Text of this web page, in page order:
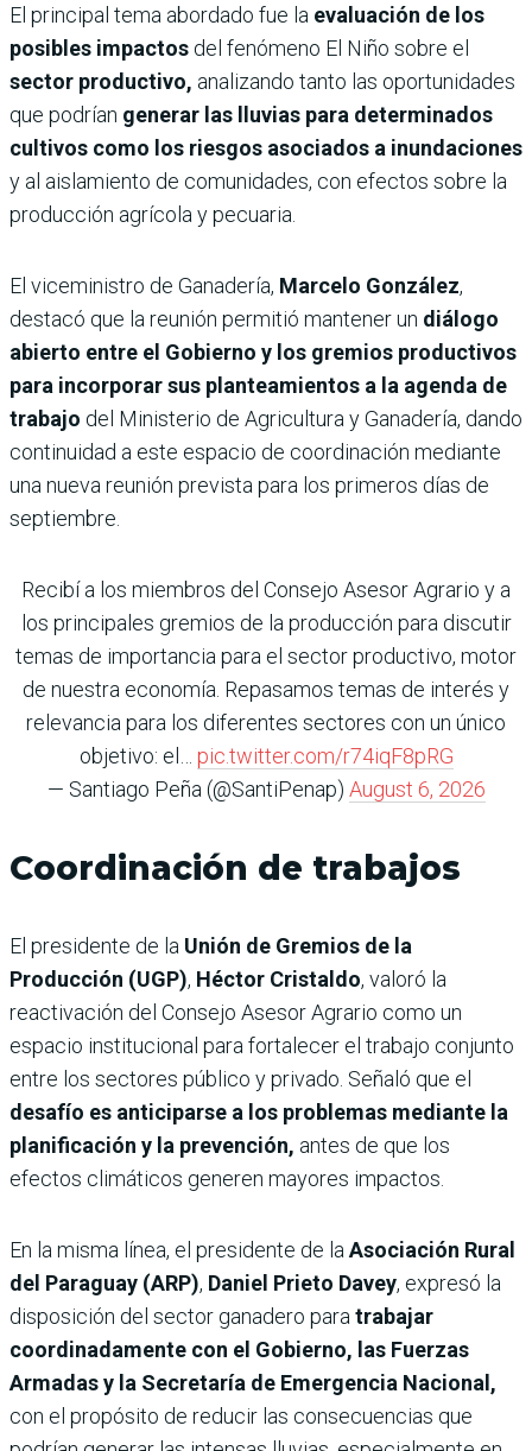
El principal tema abordado fue la evaluación de los
posibles impactos del fenómeno El Niño sobre el
sector productivo, analizando tanto las oportunidades
que podrían generar las lluvias para determinados
cultivos como los riesgos asociados a inundaciones
y al aislamiento de comunidades, con efectos sobre la
producción agrícola y pecuaria.
El viceministro de Ganadería, Marcelo González,
destacó que la reunión permitió mantener un diálogo
abierto entre el Gobierno y los gremios productivos
para incorporar sus planteamientos a la agenda de
trabajo del Ministerio de Agricultura y Ganadería, dando
continuidad a este espacio de coordinación mediante
una nueva reunión prevista para los primeros días de
septiembre.
Recibí a los miembros del Consejo Asesor Agrario y a
los principales gremios de la producción para discutir
temas de importancia para el sector productivo, motor
de nuestra economía. Repasamos temas de interés y
relevancia para los diferentes sectores con un único
objetivo: el… pic.twitter.com/r74iqF8pRG
— Santiago Peña (@SantiPenap) August 6, 2026
Coordinación de trabajos
El presidente de la Unión de Gremios de la
Producción (UGP), Héctor Cristaldo, valoró la
reactivación del Consejo Asesor Agrario como un
espacio institucional para fortalecer el trabajo conjunto
entre los sectores público y privado. Señaló que el
desafío es anticiparse a los problemas mediante la
planificación y la prevención, antes de que los
efectos climáticos generen mayores impactos.
En la misma línea, el presidente de la Asociación Rural
del Paraguay (ARP), Daniel Prieto Davey, expresó la
disposición del sector ganadero para trabajar
coordinadamente con el Gobierno, las Fuerzas
Armadas y la Secretaría de Emergencia Nacional,
con el propósito de reducir las consecuencias que